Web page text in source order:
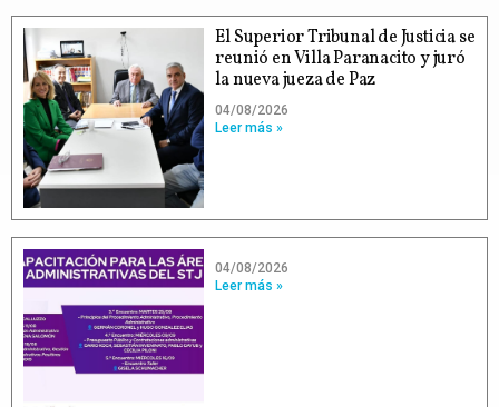
El Superior Tribunal de Justicia se
reunió en Villa Paranacito y juró
la nueva jueza de Paz
04/08/2026
Leer más »
04/08/2026
Leer más »